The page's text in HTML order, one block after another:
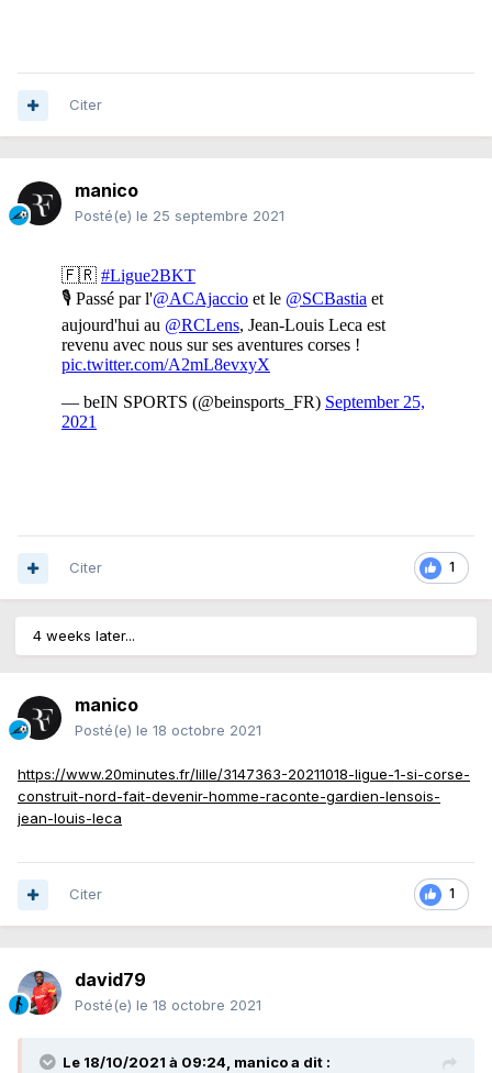
Citer
manico
Posté(e) le 25 septembre 2021
1
Citer
4 weeks later...
manico
Posté(e) le 18 octobre 2021
https://www.20minutes.fr/lille/3147363-20211018-ligue-1-si-corse-
construit-nord-fait-devenir-homme-raconte-gardien-lensois-
jean-louis-leca
1
Citer
david79
Posté(e) le 18 octobre 2021
Le 18/10/2021 à 09:24, manicoa dit :